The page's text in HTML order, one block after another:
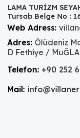
LAMA TURİZM
Tursab Belge No :
Web Adress:
Adres: Ölüdeniz
D Fethiye / MuĞLA
Telefon: +90 252
Mail: